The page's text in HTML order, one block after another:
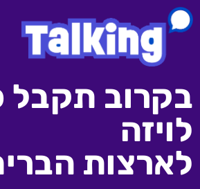
לתוכן
בקרוב תקבל
לויזה
לארצות